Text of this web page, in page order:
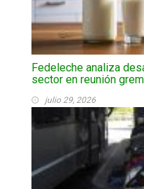
Fedeleche analiza
sector en reunión
julio 29, 2026